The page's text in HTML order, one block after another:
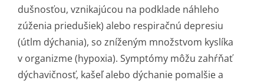
dušnosťou, vznikajúcou na podklade náhleho
zúženia priedušiek) alebo respiračnú depresiu
(útlm dýchania), so zníženým množstvom kyslíka
v organizme (hypoxia). Symptómy môžu zahŕňať
dýchavičnosť, kašeľ alebo dýchanie pomalšie a